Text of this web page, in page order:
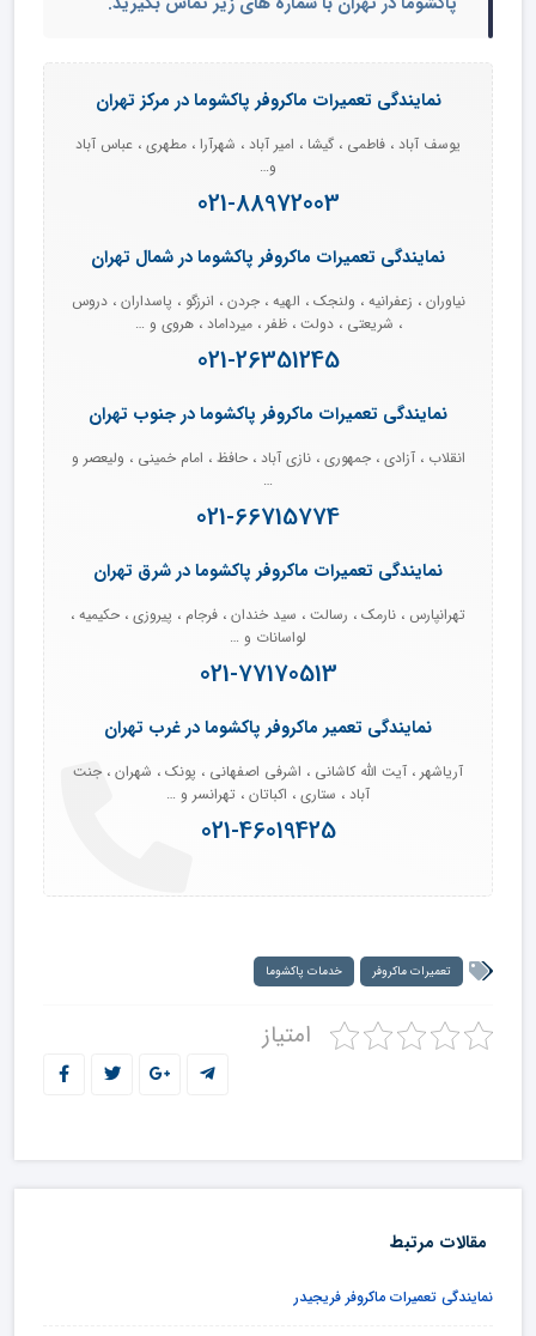
نمایندگی تعمیرات ماکروفر پاکشوما در مرکز تهران
یوسف آباد ، فاطمی ، گیشا ، امیر آباد ، شهرآرا ، مطهری ، عباس آباد
و…
021-88972003
نمایندگی تعمیرات ماکروفر پاکشوما در شمال تهران
نیاوران ، زعفرانیه ، ولنجک ، الهیه ، جردن ، انرزگو ، پاسداران ، دروس
، شریعتی ، دولت ، ظفر ، میرداماد ، هروی و …
021-26351245
نمایندگی تعمیرات ماکروفر پاکشوما در جنوب تهران
انقلاب ، آزادی ، جمهوری ، نازی آباد ، حافظ ، امام خمینی ، ولیعصر و
…
021-66715774
نمایندگی تعمیرات ماکروفر پاکشوما در شرق تهران
تهرانپارس ، نارمک ، رسالت ، سید خندان ، فرجام ، پیروزی ، حکیمیه ،
لواسانات و …
021-77170513
نمایندگی تعمیر ماکروفر پاکشوما در غرب تهران
آریاشهر ، آیت الله کاشانی ، اشرفی اصفهانی ، پونک ، شهران ، جنت
آباد ، ستاری ، اکباتان ، تهرانسر و …
021-46019425
تعمیرات ماکروفر خدمات پاکشوما
امتیاز
مقالات مرتبط
نمایندگی تعمیرات ماکروفر فریجیدر